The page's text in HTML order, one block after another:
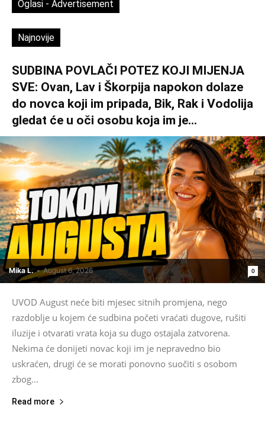
Oglasi - Advertisement
Najnovije
SUDBINA POVLAČI POTEZ KOJI MIJENJA
SVE: Ovan, Lav i Škorpija napokon dolaze
do novca koji im pripada, Bik, Rak i Vodolija
gledat će u oči osobu koja im je...
Mika L. - August 6, 2026 0
UVOD August neće biti mjesec sitnih promjena, nego
razdoblje u kojem će sudbina početi vraćati dugove, rušiti
iluzije i otvarati vrata koja su dugo ostajala zatvorena.
Nekima će donijeti novac koji im je nepravedno bio
uskraćen, drugi će se morati ponovno suočiti s osobom
zbog...
Read more